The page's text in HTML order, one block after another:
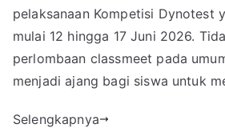
pelaksanaan Kompetisi Dynotest
mulai 12 hingga 17 Juni 2026.
perlombaan classmeet pada
menjadi ajang bagi siswa untuk
Selengkapnya